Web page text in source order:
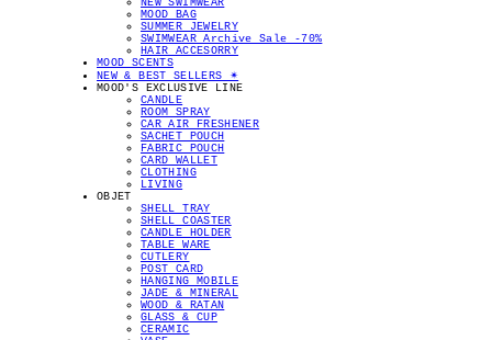
NEW SWIMWEAR
MOOD BAG
SUMMER JEWELRY
SWIMWEAR Archive Sale -70%
HAIR ACCESORRY
MOOD SCENTS
NEW & BEST SELLERS ✴︎
MOOD'S EXCLUSIVE LINE
CANDLE
ROOM SPRAY
CAR AIR FRESHENER
SACHET POUCH
FABRIC POUCH
CARD WALLET
CLOTHING
LIVING
OBJET
SHELL TRAY
SHELL COASTER
CANDLE HOLDER
TABLE WARE
CUTLERY
POST CARD
HANGING MOBILE
JADE & MINERAL
WOOD & RATAN
GLASS & CUP
CERAMIC